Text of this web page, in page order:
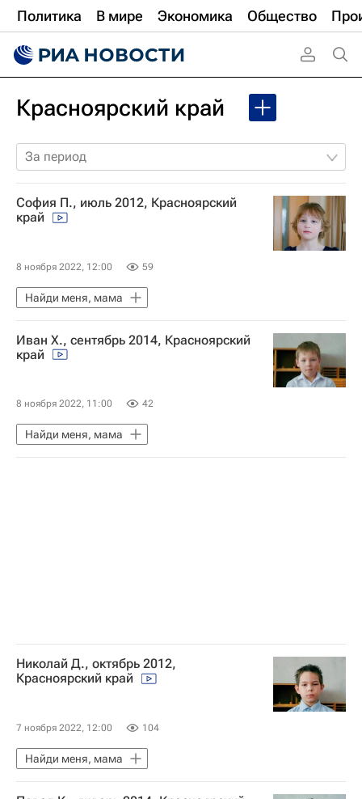
Политика В мире Экономика Общество
Красноярский край
За период
София П., июль 2012, Красноярский
край
8 ноября 2022, 12:00 59
Найди меня, мама
Иван Х., сентябрь 2014, Красноярский
край
8 ноября 2022, 11:00 42
Найди меня, мама
Николай Д., октябрь 2012,
Красноярский край
7 ноября 2022, 12:00 104
Найди меня, мама